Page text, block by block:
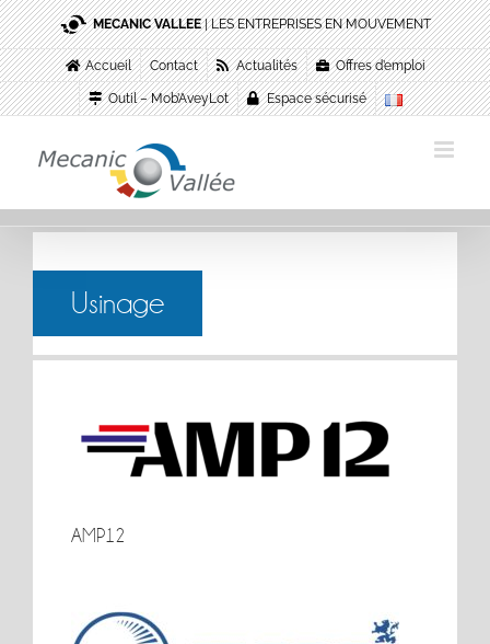
Passer
au
contenu
MECANIC VALLEE| LES ENTREPRISES EN MOUVEMENT
Accueil Contact Actualités Offres d’emploi
Outil – Mob’AveyLot Espace sécurisé
Usinage
AMP12